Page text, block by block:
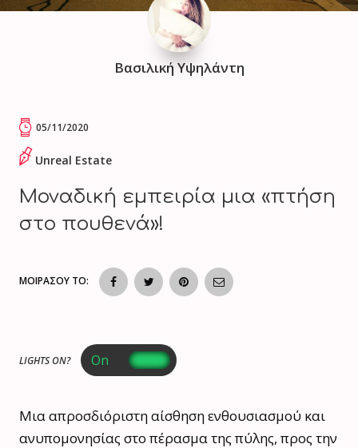
Βασιλική Υψηλάντη
05/11/2020
Unreal Estate
Μοναδική εμπειρία μια «πτήση
στο πουθενά»!
ΜΟΙΡΑΣΟΥ ΤΟ:
LIGHTS ON?
Μια απροσδιόριστη αίσθηση ενθουσιασμού και
ανυπομονησίας στο πέρασμα της πύλης, προς την